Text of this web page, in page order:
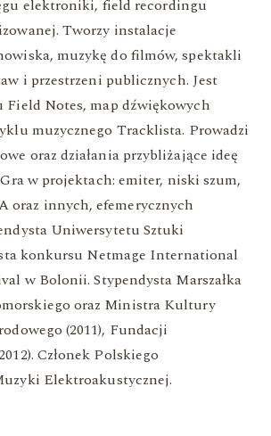
elektroniki, field recordingu
Tworzy instalacje
muzykę do filmów, spektakli
i przestrzeni publicznych. Jest
Notes, map dźwiękowych
muzycznego Tracklista. Prowadzi
oraz działania przybliżające ideę
w projektach: emiter, niski szum,
oraz innych, efemerycznych
Uniwersytetu Sztuki
konkursu Netmage International
w Bolonii. Stypendysta Marszałka
oraz Ministra Kultury
(2011), Fundacji
Członek Polskiego
Elektroakustycznej.